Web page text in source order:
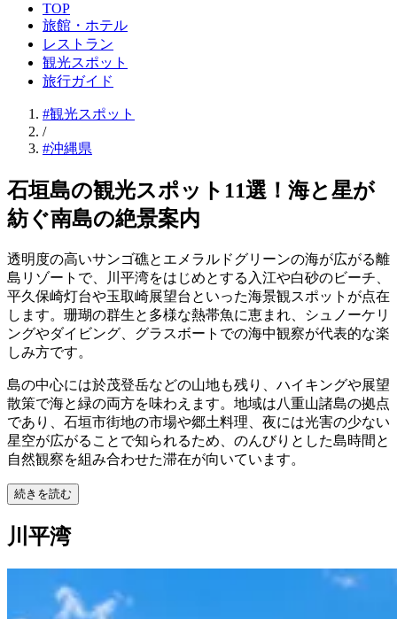
TOP
旅館・ホテル
レストラン
観光スポット
旅行ガイド
#観光スポット
/
#沖縄県
石垣島の観光スポット11選！海と星が
紡ぐ南島の絶景案内
透明度の高いサンゴ礁とエメラルドグリーンの海が広がる離
島リゾートで、川平湾をはじめとする入江や白砂のビーチ、
平久保崎灯台や玉取崎展望台といった海景観スポットが点在
します。珊瑚の群生と多様な熱帯魚に恵まれ、シュノーケリ
ングやダイビング、グラスボートでの海中観察が代表的な楽
しみ方です。
島の中心には於茂登岳などの山地も残り、ハイキングや展望
散策で海と緑の両方を味わえます。地域は八重山諸島の拠点
であり、石垣市街地の市場や郷土料理、夜には光害の少ない
星空が広がることで知られるため、のんびりとした島時間と
自然観察を組み合わせた滞在が向いています。
続きを読む
川平湾